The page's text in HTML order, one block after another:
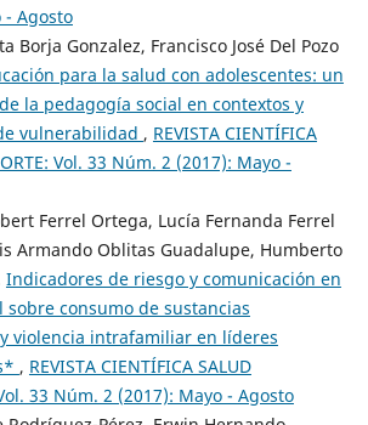
- Agosto
Borja Gonzalez, Francisco José Del Pozo
para la salud con adolescentes: un
la pedagogía social en contextos y
vulnerabilidad , REVISTA CIENTÍFICA
Vol. 33 Núm. 2 (2017): Mayo -
Ferrel Ortega, Lucía Fernanda Ferrel
Armando Oblitas Guadalupe, Humberto
Indicadores de riesgo y comunicación en
consumo de sustancias
violencia intrafamiliar en líderes
, REVISTA CIENTÍFICA SALUD
33 Núm. 2 (2017): Mayo - Agosto